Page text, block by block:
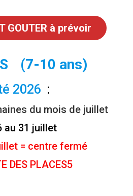
GOUTER à prévoir
(7-10 ans)
2026 :
du mois de juillet
au 31 juillet
= centre fermé
DES PLACES5